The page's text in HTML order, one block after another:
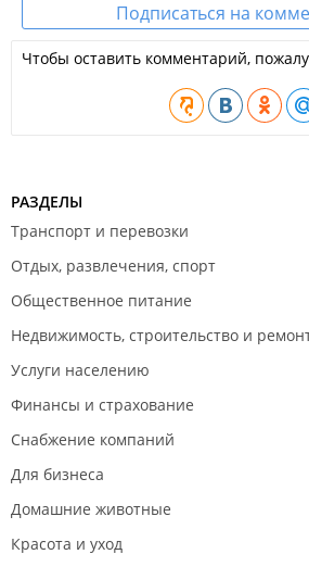
Подписаться на
Чтобы оставить комментарий,
РАЗДЕЛЫ
Транспорт и перевозки
Отдых, развлечения, спорт
Общественное питание
Недвижимость, строительство и
Услуги населению
Финансы и страхование
Снабжение компаний
Для бизнеса
Домашние животные
Красота и уход